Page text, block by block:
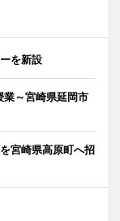
を新設
～宮崎県延岡市
宮崎県高原町へ招